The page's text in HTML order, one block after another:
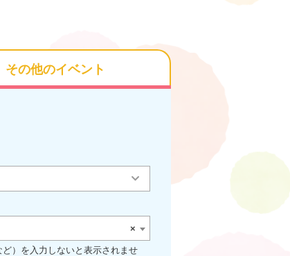
その他のイベント
×
）を入力しないと表示されませ